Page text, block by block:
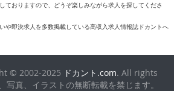
ておりますので、どうぞ楽しみながら求人を探してくださ
や即決求人を多数掲載している高収入求人情報誌ドカントへ
© 2002-2025 ドカント.com. All rights
真、イラストの無断転載を禁じます。